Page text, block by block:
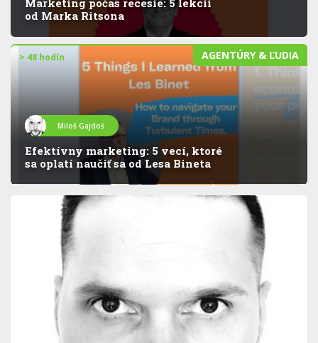
Marketing počas recesie: 5 lekcií
od Marka Ritsona
AGENTÚRY & ĽUDIA
> 48 hodín
Miloš Gajdoš
Efektívny marketing: 5 vecí, ktoré
sa oplatí naučiť sa od Lesa Bineta